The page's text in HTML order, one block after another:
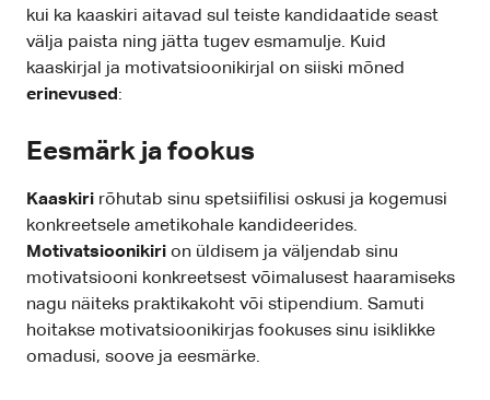
kui ka kaaskiri aitavad sul teiste kandidaatide seast
välja paista ning jätta tugev esmamulje. Kuid
kaaskirjal ja motivatsioonikirjal on siiski mõned
erinevused :
Eesmärk ja fookus
Kaaskiri rõhutab sinu spetsiifilisi oskusi ja kogemusi
konkreetsele ametikohale kandideerides.
Motivatsioonikiri on üldisem ja väljendab sinu
motivatsiooni konkreetsest võimalusest haaramiseks
nagu näiteks praktikakoht või stipendium. Samuti
hoitakse motivatsioonikirjas fookuses sinu isiklikke
omadusi, soove ja eesmärke.